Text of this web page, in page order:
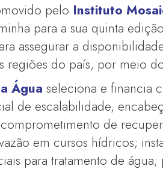
pelo Instituto
para a sua quinta
assegurar a
regiões do país, por meio
Água seleciona e financia
de escalabilidade,
de
em cursos hídricos;
para tratamento de